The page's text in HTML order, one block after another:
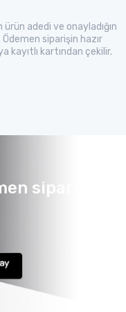
adedi ve onayladığın
siparişin hazır
kayıtlı kartından çekilir.
sipariş